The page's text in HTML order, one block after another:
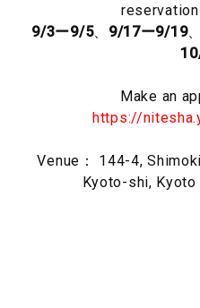
9/3ー9/5、 9/17ー9/19、
Make an
https://
Venue： 144-4,
Kyoto-shi,